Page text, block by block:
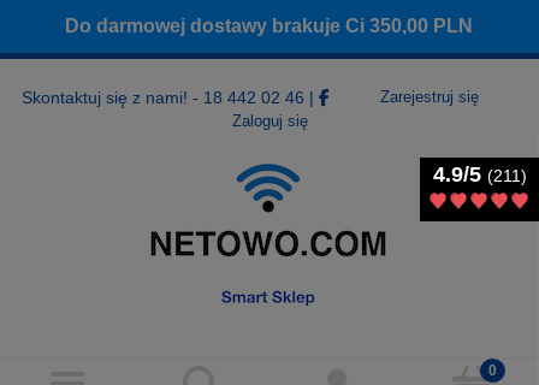
Do darmowej dostawy brakuje Ci350,00 PLN
Skontaktuj się z nami! - 18 442 02 46 |
Zarejestruj się
Zaloguj się
4.9/5 (211)
4.9/5 (211)